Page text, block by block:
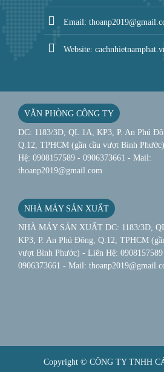
Email:
Website:
VĂN PHÒNG CÔNG TY
DC: 1183/3D, QL 1A, KP3, P. An Phú
Q.12, TPHCM (gần cầu vượt Bình
Hệ: 0908157589 - 0906373661 - Mail:
thoanp2019@gmail.com
NHÀ MÁY SẢN XUẤT
NHÀ MÁY SẢN XUẤT DC: 1183/3D,
KP3, P. An Phú Đông, Q.12, TPHCM
vượt Bình Phước) - Liên Hệ:
0906373661 - Mail:
Copyright © CÔNG TY TNHH